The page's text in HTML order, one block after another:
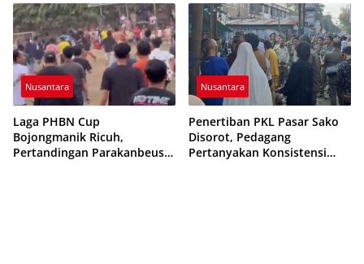
Etika Pelayanan
Nusantara
Laga PHBN Cup
Bojongmanik Ricuh,
Pertandingan Parakanbeusi
Nusantara
Penertiban PKL Pasar Sako
Disorot, Pedagang
Pertanyakan Konsistensi